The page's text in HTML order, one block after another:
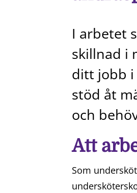
I arbetet
skillnad i
ditt jobb i
stöd åt
och
Att
Som